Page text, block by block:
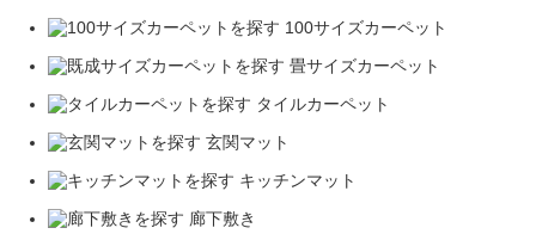
100サイズカーペット
畳サイズカーペット
タイルカーペット
玄関マット
キッチンマット
廊下敷き